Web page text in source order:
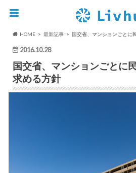
HOME 最新記事 国交省、マンションごとに
2016.10.28
国交省、マンションごとに
求める方針